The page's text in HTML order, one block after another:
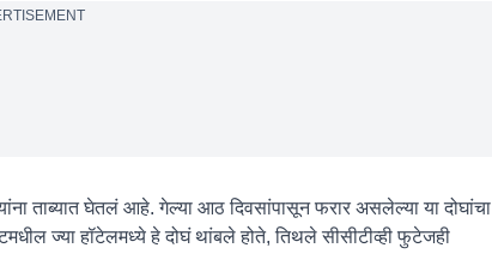
ताब्यात घेतलं आहे. गेल्या आठ दिवसांपासून फरार असलेल्या या दोघांचा
ज्या हॉटेलमध्ये हे दोघं थांबले होते, तिथले सीसीटीव्ही फुटेजही